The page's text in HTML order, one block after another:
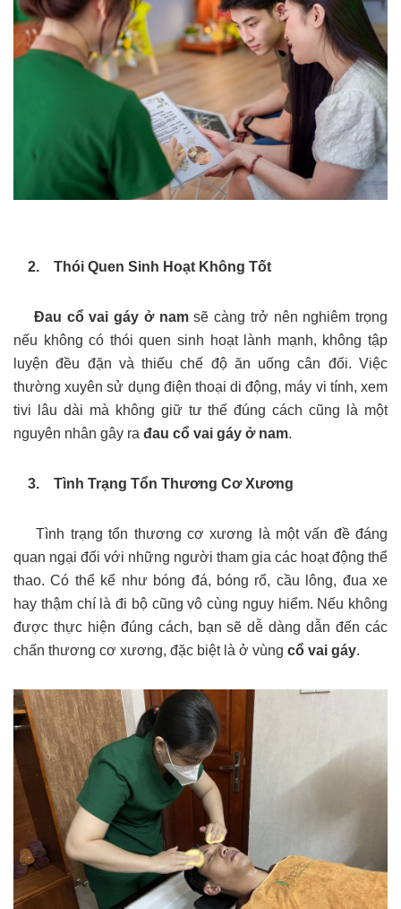
2. Thói Quen Sinh Hoạt Không Tốt
Đau cổ vai gáy ở namsẽ càng trở nên nghiêm trọng
nếu không có thói quen sinh hoạt lành mạnh, không tập
luyện đều đặn và thiếu chế độ ăn uống cân đối. Việc
thường xuyên sử dụng điện thoại di động, máy vi tính, xem
tivi lâu dài mà không giữ tư thế đúng cách cũng là một
nguyên nhân gây ra đau cổ vai gáy ở nam.
3. Tình Trạng Tổn Thương Cơ Xương
Tình trạng tổn thương cơ xương là một vấn đề đáng
quan ngại đối với những người tham gia các hoạt động thể
thao. Có thể kể như bóng đá, bóng rổ, cầu lông, đua xe
hay thậm chí là đi bộ cũng vô cùng nguy hiểm. Nếu không
được thực hiện đúng cách, bạn sẽ dễ dàng dẫn đến các
chấn thương cơ xương, đặc biệt là ở vùng cổ vai gáy.